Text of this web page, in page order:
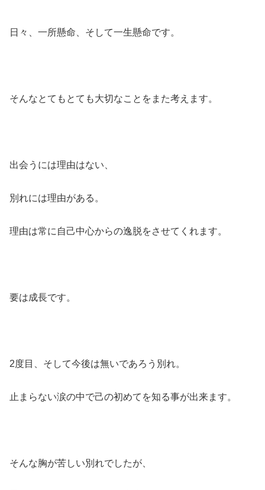
日々、一所懸命、そして一生懸命です。
そんなとてもとても大切なことをまた考えます。
出会うには理由はない、
別れには理由がある。
理由は常に自己中心からの逸脱をさせてくれます。
要は成長です。
2度目、そして今後は無いであろう別れ。
止まらない涙の中で己の初めてを知る事が出来ます。
そんな胸が苦しい別れでしたが、